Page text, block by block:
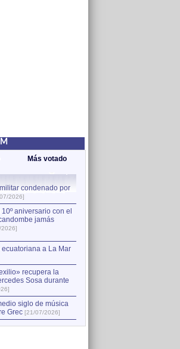
Más votado
condenado por
2026]
aniversario con el
jamás
a La Mar
recupera la
Sosa durante
siglo de música
Grec [21/07/2026]